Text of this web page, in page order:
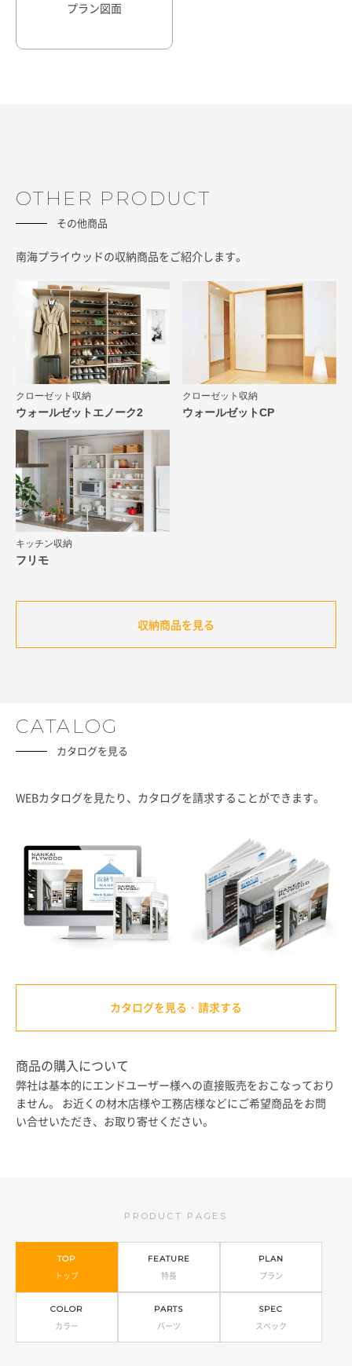
プラン図面
OTHER PRODUCT
その他商品
南海プライウッドの収納商品をご紹介します。
クローゼット収納
ウォールゼットエノーク2
クローゼット収納
ウォールゼットCP
キッチン収納
フリモ
収納商品を見る
CATALOG
カタログを見る
WEBカタログを見たり、カタログを請求することができます。
カタログを見る・請求する
商品の購入について
弊社は基本的にエンドユーザー様への直接販売をおこなっており
ません。
お近くの材木店様や工務店様などにご希望商品をお問
い合せいただき、お取り寄せください。
PRODUCT PAGES
TOP
トップ
FEATURE
特長
PLAN
プラン
COLOR
カラー
PARTS
パーツ
SPEC
スペック